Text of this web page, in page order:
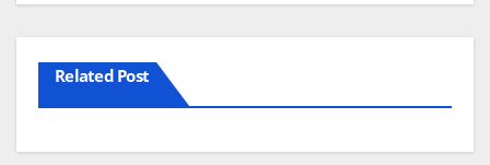
Related Post